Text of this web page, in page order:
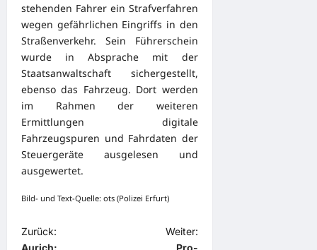
stehenden Fahrer ein Strafverfahren
wegen gefährlichen Eingriffs in den
Straßenverkehr. Sein Führerschein
wurde in Absprache mit der
Staatsanwaltschaft sichergestellt,
ebenso das Fahrzeug. Dort werden
im Rahmen der weiteren
Ermittlungen digitale
Fahrzeugspuren und Fahrdaten der
Steuergeräte ausgelesen und
ausgewertet.
Bild- und Text-Quelle: ots (Polizei Erfurt)
B
Zurück:
Weiter: